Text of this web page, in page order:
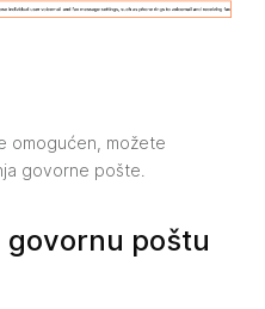
omogućen, možete
govorne pošte.
govornu poštu